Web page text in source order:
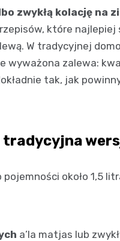
zwykłą kolację na
które
W tradycyjnej
wyważona zalewa:
tak, jak
tradycyjna
około 1,5
a’la matjas lub